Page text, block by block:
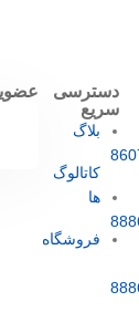
دسترسی
سریع
بلاگ
کاتالوگ
ها
فروشگاه